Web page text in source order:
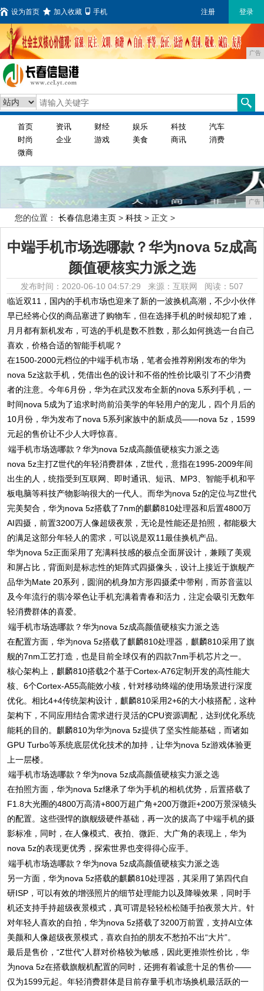
设为首页 加入收藏 手机 注册 登录
广告
首页 资讯 财经 娱乐 科技
汽车
时尚
企业 游戏 美食 商讯
消费
微商
广告
您的位置： 长春信息港主页 > 科技 > 正文 >
中端手机市场选哪款？华为nova 5z成高
颜值硬核实力派之选
发布时间：2020-06-10 04:57:29 来源：互联网 阅读：507
临近双11，国内的手机市场也迎来了新的一波换机高潮，不少小伙伴
早已经将心仪的商品塞进了购物车，但在选择手机的时候却犯了难，
月月都有新机发布，可选的手机是数不胜数，那么如何挑选一台自己
喜欢，价格合适的智能手机呢？
在1500-2000元档位的中端手机市场，笔者会推荐刚刚发布的华为
nova 5z这款手机，凭借出色的设计和不俗的性价比吸引了不少消费
者的注意。今年6月份，华为在武汉发布全新的nova 5系列手机，一
时间nova 5成为了追求时尚前沿美学的年轻用户的宠儿，四个月后的
10月份，华为发布了nova 5系列家族中的新成员——nova 5z，1599
元起的售价让不少人大呼惊喜。
nova 5z主打Z世代的年轻消费群体，Z世代，意指在1995-2009年间
出生的人，统指受到互联网、即时通讯、短讯、MP3、智能手机和平
板电脑等科技产物影响很大的一代人。而华为nova 5z的定位与Z世代
完美契合，华为nova 5z搭载了7nm的麒麟810处理器和后置4800万
AI四摄，前置3200万人像超级夜景，无论是性能还是拍照，都能极大
的满足这部分年轻人的需求，可以说是双11最佳换机产品。
华为nova 5z正面采用了充满科技感的极点全面屏设计，兼顾了美观
和屏占比，背面则是标志性的矩阵式四摄像头，设计上接近于旗舰产
品华为Mate 20系列，圆润的机身加方形四摄柔中带刚，而苏音蓝以
及今年流行的翡冷翠色让手机充满着青春和活力，注定会吸引无数年
轻消费群体的喜爱。
在配置方面，华为nova 5z搭载了麒麟810处理器，麒麟810采用了旗
舰的7nm工艺打造，也是目前全球仅有的四款7nm手机芯片之一。
核心架构上，麒麟810搭载2个基于Cortex-A76定制开发的高性能大
核、6个Cortex-A55高能效小核，针对移动终端的使用场景进行深度
优化。相比4+4传统架构设计，麒麟810采用2+6的大小核搭配，这种
架构下，不同应用结合需求进行灵活的CPU资源调配，达到优化系统
能耗的目的。麒麟810为华为nova 5z提供了坚实性能基础，而诸如
GPU Turbo等系统底层优化技术的加持，让华为nova 5z游戏体验更
上一层楼。
在拍照方面，华为nova 5z继承了华为手机的相机优势，后置搭载了
F1.8大光圈的4800万高清+800万超广角+200万微距+200万景深镜头
的配置。这些强悍的旗舰级硬件基础，再一次的拔高了中端手机的摄
影标准，同时，在人像模式、夜拍、微距、大广角的表现上，华为
nova 5z的表现更优秀，探索世界也变得得心应手。
另一方面，华为nova 5z搭载的麒麟810处理器，其采用了第四代自
研ISP，可以有效的增强照片的细节处理能力以及降噪效果，同时手
机还支持手持超级夜景模式，真可谓是轻轻松松随手拍夜景大片。针
对年轻人喜欢的自拍，华为nova 5z搭载了3200万前置，支持AI立体
美颜和人像超级夜景模式，喜欢自拍的朋友不愁拍不出“大片”。
最后是售价，“Z世代”人群对价格较为敏感，因此更推崇性价比，华
为nova 5z在搭载旗舰机配置的同时，还拥有着诚意十足的售价——
仅为1599元起。年轻消费群体是目前存量手机市场换机最活跃的一